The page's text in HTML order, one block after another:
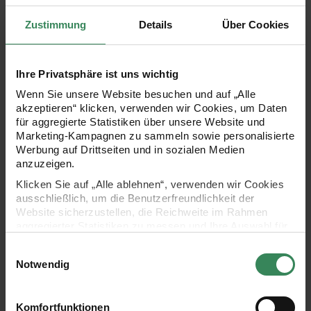
Zustimmung Details Über Cookies
Ihre Privatsphäre ist uns wichtig
Wenn Sie unsere Website besuchen und auf „Alle
akzeptieren“ klicken, verwenden wir Cookies, um Daten
für aggregierte Statistiken über unsere Website und
Marketing-Kampagnen zu sammeln sowie personalisierte
Werbung auf Drittseiten und in sozialen Medien
anzuzeigen.
Klicken Sie auf „Alle ablehnen“, verwenden wir Cookies
ausschließlich, um die Benutzerfreundlichkeit der
Website sicherzustellen, die Reichweite im Rahmen
Ihre Einwilligung ist freiwillig und kann jederzeit über den
Link „Cookie-Einstellungen“ im Fußbereich der Seite
verwendeten Technologien und den Empfängern der
Notwendig
Komfortfunktionen
Fashion Cottony ist eine wattig-weiche
Baumwollmischung, die unglaublich softe Strickstücke mit
leicht flauschige Garn wird durch einen gezwirnten Faden
stabilisiert.
- Zusammensetzung: 85% Baumwolle, 15% Polyamid
- Lauflänge: 200 m, 50g
- Nadelstärke: 4.0
- Maschenprobe: 21 Maschen und 34 Reihen = 10x10cm